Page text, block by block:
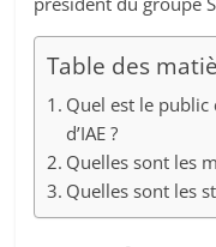
Table des
Quel est le
d’IAE ?
Quelles sont les
Quelles sont les